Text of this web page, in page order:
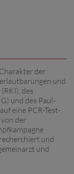
der
und
des
und des Paul-
eine PCR-Test-
der
und
und